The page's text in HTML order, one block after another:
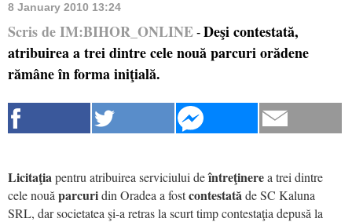
8 January 2010 13:24
Scris de IM:BIHOR_ONLINE - Deşi contestată,
atribuirea a trei dintre cele nouă parcuri orădene
rămâne în forma iniţială.
Licitaţiapentru atribuirea serviciului deîntreţinerea trei dintre
cele nouă parcuridin Oradea a fostcontestatăde SC Kaluna
SRL, dar societatea şi-a retras la scurt timp contestaţia depusă la